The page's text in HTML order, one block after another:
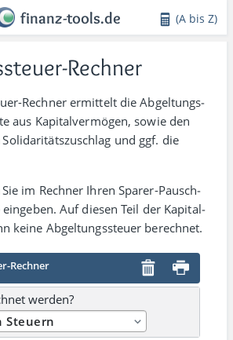
finanz-tools.de (A bis Z)
Rechner
Rechner ermittelt die Abgel­tungs­
aus Kapital­vermögen, sowie den
und ggf. die
im Rechner Ihren Sparer-Pausch­
eingeben. Auf diesen Teil der Kapital­
keine Abgeltungs­steuer berechnet.
Rechner
werden?